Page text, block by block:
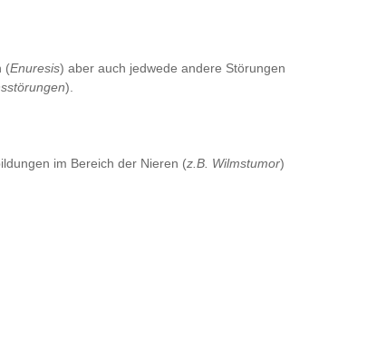
(Enuresis) aber auch jedwede andere Störungen
).
im Bereich der Nieren (z.B. Wilmstumor)